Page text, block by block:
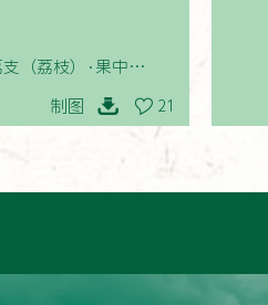
支（荔枝）·果中称异
品》
制图 21